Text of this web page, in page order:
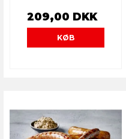
209,00 DKK
KØB